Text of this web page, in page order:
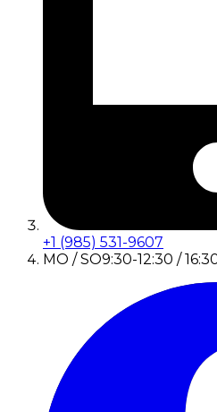
+1 (985) 531-9607
MO / SO9:30-12:30 /